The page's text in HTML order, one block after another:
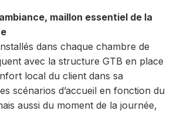
maillon essentiel de la
dans chaque chambre de
avec la structure GTB en place
local du client dans sa
scénarios d’accueil en fonction du
aussi du moment de la journée,